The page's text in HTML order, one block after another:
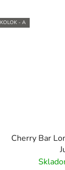
KOLOK - A
Cherry Bar